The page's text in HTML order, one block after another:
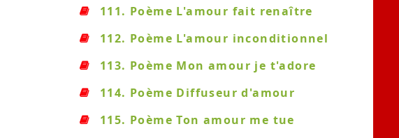
111. Poème L'amour fait renaître
112. Poème L'amour inconditionnel
113. Poème Mon amour je t'adore
114. Poème Diffuseur d'amour
115. Poème Ton amour me tue